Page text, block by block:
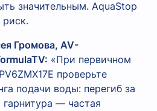
значительным. AquaStop
риск.
Громова, AV-
«При первичном
проверьте
подачи воды: перегиб за
гарнитура — частая